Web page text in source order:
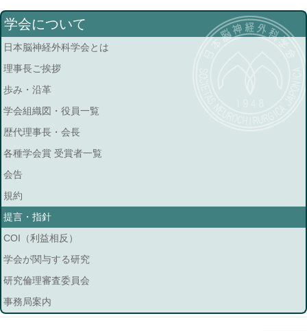
学会について
日本脳神経外科学会とは
理事長ご挨拶
歩み・沿革
学会組織図・役員一覧
歴代理事長・会長
各種学会賞 受賞者一覧
会告
規約
提言・指針
COI（利益相反）
学会が関与する研究
研究倫理審査委員会
事務局案内